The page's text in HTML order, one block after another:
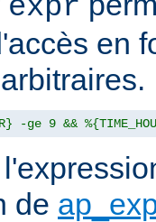
en
-ge 9 &&
de